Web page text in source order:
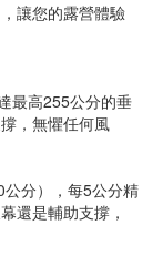
讓您的露營體驗
最高255公分的垂
，無懼任何風
分），每5公分精
還是輔助支撐，